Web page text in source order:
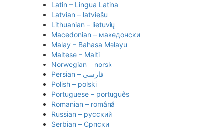
Latin – Lingua Latina
Latvian – latviešu
Lithuanian – lietuvių
Macedonian – македонски
Malay – Bahasa Melayu
Maltese – Malti
Norwegian – norsk
Polish – polski
Portuguese – português
Romanian – română
Russian – русский
Serbian – Српски